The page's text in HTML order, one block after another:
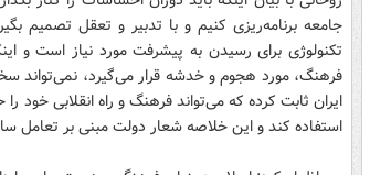
جامعه برنامه‌ریزی کنیم و با تدبیر و تعقل تصمیم
تکنولوژی برای رسیدن به پیشرفت مورد نیاز است و
فرهنگ، مورد هجوم و خدشه قرار می‌گیرد، نمی‌تواند
ایران ثابت کرده که می‌تواند فرهنگ و راه انقلابی خود
استفاده کند و این خلاصه شعار دولت مبنی بر تعامل